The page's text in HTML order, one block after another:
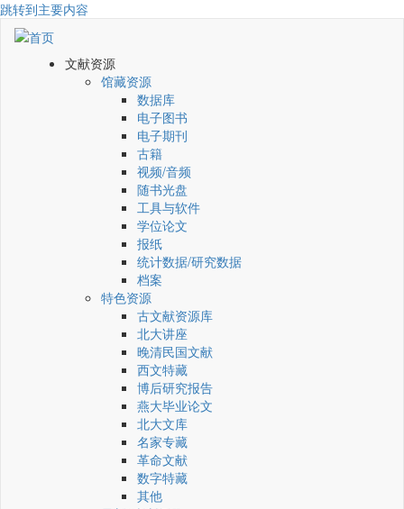
跳转到主要内容
文献资源
馆藏资源
数据库
电子图书
电子期刊
古籍
视频/音频
随书光盘
工具与软件
学位论文
报纸
统计数据/研究数据
档案
特色资源
古文献资源库
北大讲座
晚清民国文献
西文特藏
博后研究报告
燕大毕业论文
北大文库
名家专藏
革命文献
数字特藏
其他